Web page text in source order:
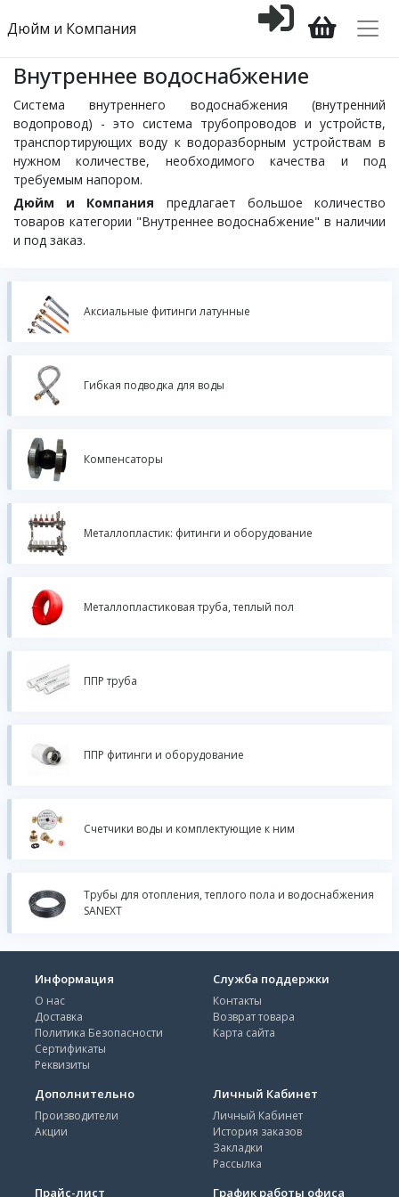
Дюйм и Компания
Внутреннее водоснабжение
Система внутреннего водоснабжения (внутренний
водопровод) - это система трубопроводов и устройств,
транспортирующих воду к водоразборным устройствам в
нужном количестве, необходимого качества и под
требуемым напором.
Дюйм и Компания предлагает большое количество
товаров категории "Внутреннее водоснабжение" в наличии
и под заказ.
Аксиальные фитинги латунные
Гибкая подводка для воды
Компенсаторы
Металлопластик: фитинги и оборудование
Металлопластиковая труба, теплый пол
ППР труба
ППР фитинги и оборудование
Счетчики воды и комплектующие к ним
Трубы для отопления, теплого пола и водоснабжения
SANEXT
Информация
О нас
Доставка
Политика Безопасности
Сертификаты
Реквизиты
Служба поддержки
Контакты
Возврат товара
Карта сайта
Дополнительно
Производители
Акции
Личный Кабинет
Личный Кабинет
История заказов
Закладки
Рассылка
Прайс-лист График работы офиса